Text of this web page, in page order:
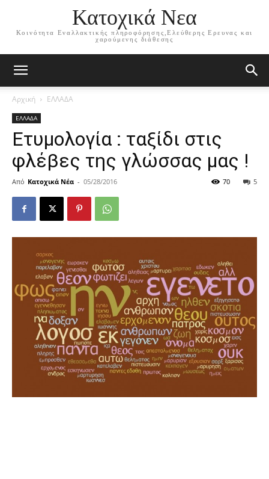
Κατοχικά Νεα
Κοινότητα Εναλλακτικής πληροφόρησης,Ελεύθερης Ερευνας και
χαρούμενης διάθεσης
Αρχική ΕΛΛΑΔΑ
ΕΛΛΑΔΑ
Ετυμολογία : ταξίδι στις
φλέβες της γλώσσας μας !
Από Κατοχικά Νέα - 05/28/2016 5
70